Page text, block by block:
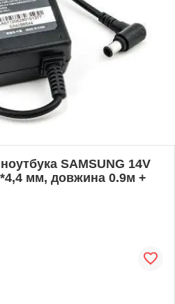
SAMSUNG 14V
мм, довжина 0.9м +